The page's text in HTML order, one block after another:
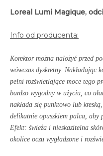
Loreal Lumi Magique,
Info od producenta:
Korektor można nałożyć przed
wówczas dyskretny. Nakładając
pełni rozświetlające moce tego
bardzo wygodny w użyciu, co
nakłada się punktowo lub
delikatnie opuszkiem palca, aby
Efekt: świeża i nieskazitelna
okolice oczu wygładzone i